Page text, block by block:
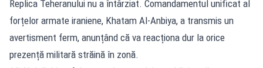
Replica Teheranului nu a întârziat. Comandamentul unificat al
forțelor armate iraniene, Khatam Al-Anbiya, a transmis un
avertisment ferm, anunțând că va reacționa dur la orice
prezență militară străină în zonă.